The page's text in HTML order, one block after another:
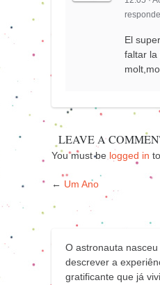
El
faltar la
LEAVE A
You must be logged in
← Um Ano
O astronauta
descrever a
gratificante que já